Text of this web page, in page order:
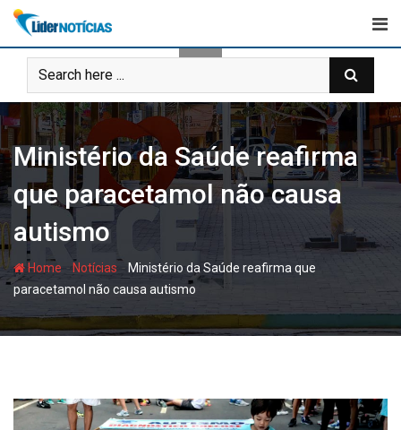
Skip
content
Ministério da Saúde reafirma
que paracetamol não causa
autismo
Home - Notícias - Ministério da Saúde reafirma que
paracetamol não causa autismo